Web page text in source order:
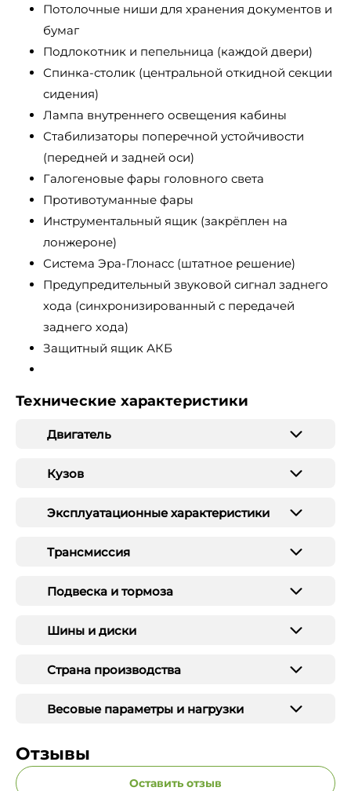
Потолочные ниши для хранения документов и
бумаг
Подлокотник и пепельница (каждой двери)
Спинка-столик (центральной откидной секции
сидения)
Лампа внутреннего освещения кабины
Стабилизаторы поперечной устойчивости
(передней и задней оси)
Галогеновые фары головного света
Противотуманные фары
Инструментальный ящик (закрёплен на
лонжероне)
Система Эра-Глонасс (штатное решение)
Предупредительный звуковой сигнал заднего
хода (синхронизированный с передачей
заднего хода)
Защитный ящик АКБ
Технические характеристики
Двигатель
Кузов
Эксплуатационные характеристики
Трансмиссия
Подвеска и тормоза
Шины и диски
Страна производства
Весовые параметры и нагрузки
Отзывы
Оставить отзыв